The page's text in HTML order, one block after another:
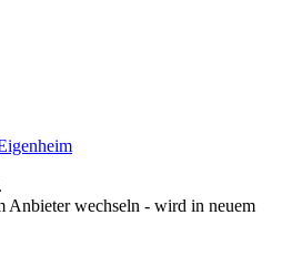
Anbieter wechseln - wird in neuem